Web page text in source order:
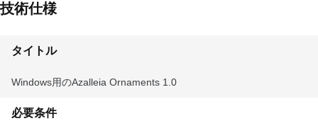
技術仕様
タイトル
Windows用のAzalleia Ornaments 1.0
必要条件